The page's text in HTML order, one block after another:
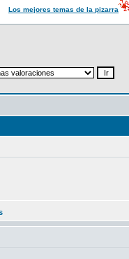
Los mejores temas de la pizarra